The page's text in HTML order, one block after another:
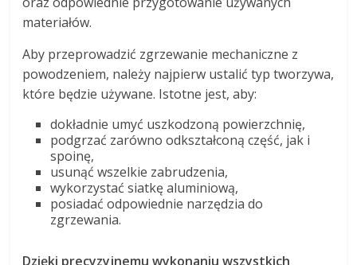
materiałów.
Aby przeprowadzić zgrzewanie mechaniczne z
powodzeniem, należy najpierw ustalić typ tworzywa,
które będzie używane. Istotne jest, aby:
dokładnie umyć uszkodzoną powierzchnię,
podgrzać zarówno odkształconą część, jak i
spoinę,
usunąć wszelkie zabrudzenia,
wykorzystać siatkę aluminiową,
posiadać odpowiednie narzędzia do
zgrzewania.
Dzięki precyzyjnemu wykonaniu wszystkich